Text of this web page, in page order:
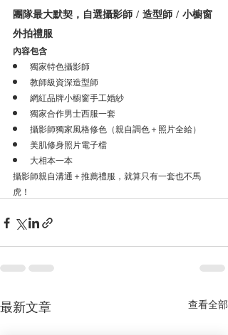
團隊最大默契，自選攝影師 / 造型師 / 小櫥窗
外拍禮服
內容包含
獨家特色攝影師
教師級資深造型師
網紅品牌小櫥窗手工婚紗
獨家合作男士西服一套
攝影師獨家風格修色（親自調色＋照片全給）
美肌修身照片電子檔
大相本一本
攝影師親自溝通＋推薦禮服，就算只有一套也不馬
虎！
最新文章 查看全部